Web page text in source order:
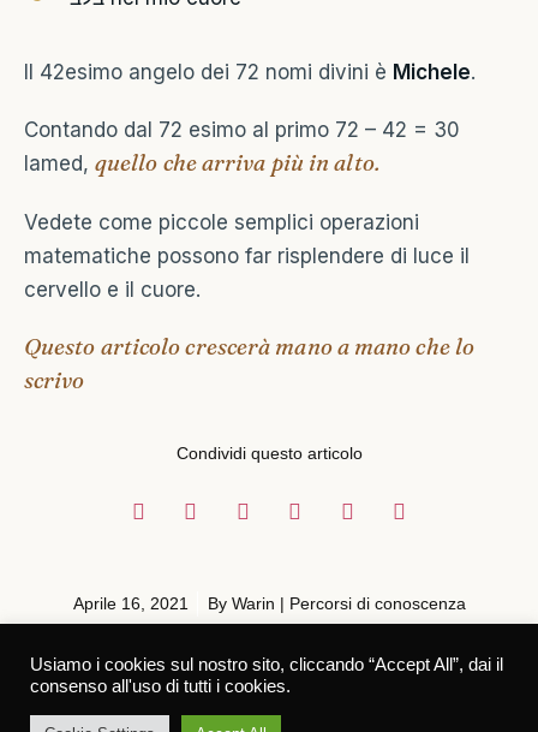
Il 42esimo angelo dei 72 nomi divini è Michele.
Contando dal 72 esimo al primo 72 – 42 = 30
lamed, quello che arriva più in alto.
Vedete come piccole semplici operazioni
matematiche possono far risplendere di luce il
cervello e il cuore.
Questo articolo crescerà mano a mano che lo
scrivo
Condividi questo articolo
Aprile 16, 2021 ByWarin | Percorsi di conoscenza
Usiamo i cookies sul nostro sito, cliccando “Accept All”, dai il
consenso all'uso di tutti i cookies.